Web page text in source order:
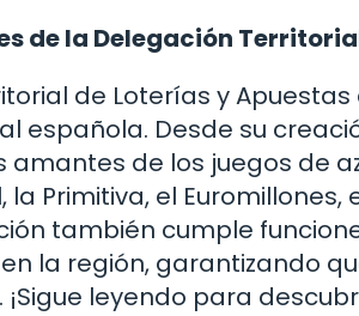
de la Delegación
de Loterías y
española. Desde su
amantes de los juegos de
la Primitiva, el
también cumple
la región, garantizando
leyendo para